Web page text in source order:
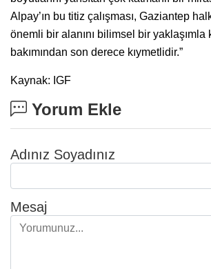
Alpay’ın bu titiz çalışması, Gaziantep
önemli bir alanını bilimsel bir yaklaşımla
bakımından son derece kıymetlidir.”
Kaynak: IGF
Yorum Ekle
Adınız Soyadınız
Mesaj